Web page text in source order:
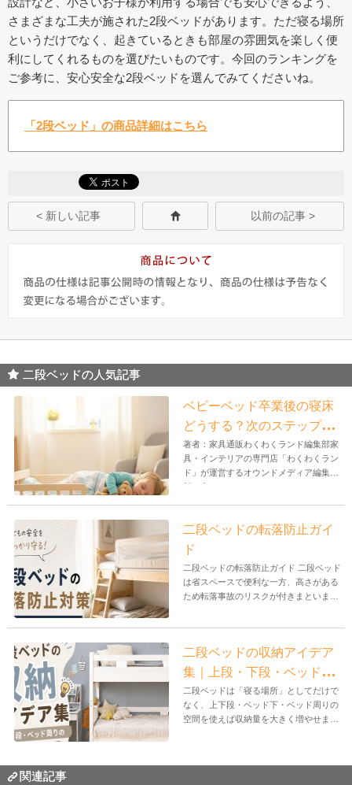
さまざまな工夫が施された2段ベッドがあります。ただ寝る場所
というだけでなく、起きているときも部屋の雰囲気を楽しく便
利にしてくれるものを選びたいものです。今回のランキングを
ご参考に、安心安全な2段ベッドを選んでみてくださいね。
「2段ベッド」の商品詳細はこちら
< 新しい記事 以前の記事 >
二段ベッドの人気記事
ベビーベッド卒業後の寝床
どうする？次のステップと
おすすめ商品
著者：家具通販わくわくランド編集部家
具・インテリアの専門店「わくわくラン
ド」が運営するオウンドメディア編集
二段ベッドの転落防止ガイ
ド
二段ベッドの転落防止ガイド 二段ベッド
は省スペースで便利な一方、高さがある
ため転落事故のリスクが付きまといま
二段ベッドの収納アイデア
集｜上段・下段・ベッド周
りのデッドスペース活用
二段ベッドは「寝る場所」としてだけで
なく、上下段・ベッド下・ベッド周りの
空間を使えば収納量を大きく増やせま
関連記事